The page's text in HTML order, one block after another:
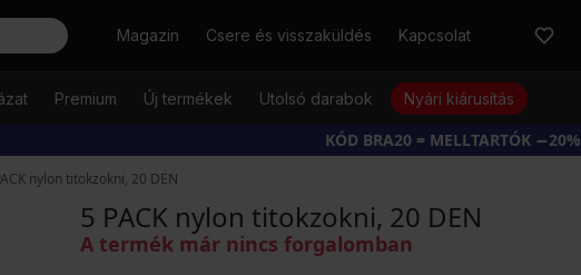
KeresésMagazin Csere és visszaküldés Kapcsolat
Premium Új termékek Utolsó darabok Nyári kiárusítás
KÓD BRA20 = MELLTARTÓK −20%
nylon titokzokni, 20 DEN
5 PACK nylon titokzokni, 20 DEN
A termék már nincs forgalomban